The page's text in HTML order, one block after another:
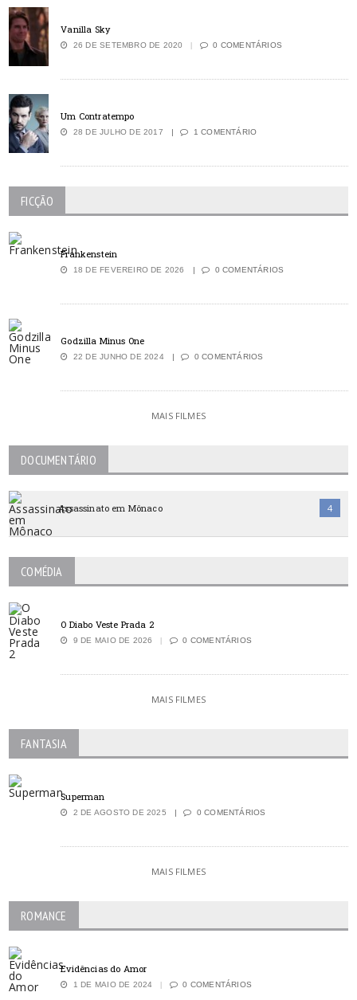
Vanilla Sky
26 DE SETEMBRO DE 2020 0 COMENTÁRIOS
Um Contratempo
28 DE JULHO DE 2017 1 COMENTÁRIO
FICÇÃO
Frankenstein
18 DE FEVEREIRO DE 2026 0 COMENTÁRIOS
Godzilla Minus One
22 DE JUNHO DE 2024 0 COMENTÁRIOS
MAIS FILMES
DOCUMENTÁRIO
Assassinato em Mônaco 4
COMÉDIA
O Diabo Veste Prada 2
9 DE MAIO DE 2026 0 COMENTÁRIOS
MAIS FILMES
FANTASIA
Superman
2 DE AGOSTO DE 2025 0 COMENTÁRIOS
MAIS FILMES
ROMANCE
Evidências do Amor
1 DE MAIO DE 2024 0 COMENTÁRIOS